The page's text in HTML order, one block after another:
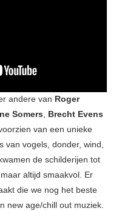
andere van Roger
Somers, Brecht Evens
van een unieke
van vogels, donder, wind,
de schilderijen tot
altijd smaakvol. Er
die we nog het beste
new age/chill out muziek.